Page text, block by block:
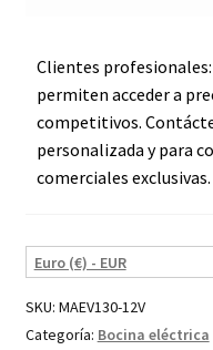
Clientes profesionales:
permiten acceder a
competitivos.
personalizada y para
comerciales exclusivas.
Euro (€) - EUR
SKU: MAEV130-12V
Categoría: Bocina eléctrica